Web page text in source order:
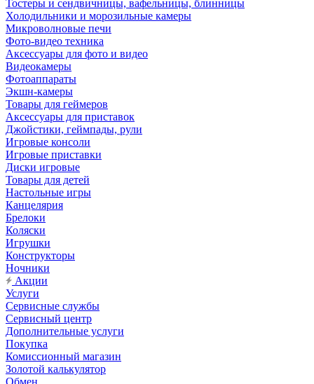
Тостеры и сендвичницы, вафельницы, блинницы
Холодильники и морозильные камеры
Микроволновые печи
Фото-видео техника
Аксессуары для фото и видео
Видеокамеры
Фотоаппараты
Экшн-камеры
Товары для геймеров
Аксессуары для приставок
Джойстики, геймпады, рули
Игровые консоли
Игровые приставки
Диски игровые
Товары для детей
Настольные игры
Канцелярия
Брелоки
Коляски
Игрушки
Конструкторы
Ночники
Акции
Услуги
Сервисные службы
Сервисный центр
Дополнительные услуги
Покупка
Комиссионный магазин
Золотой калькулятор
Обмен